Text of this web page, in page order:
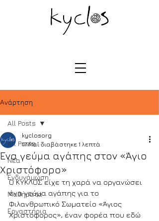
Ανάρτηση
All Posts
Νέα
Ενδυνάμωση
Μαθήματα
Εργαστήρια
All Posts
Ένα γεύμα αγάπης στον «Άγιο
Χριστόφορο»
kyclosorg
17 Μαΐ διαβάστηκε 1 λεπτά
Ο ΚΥΚΛΟΣ είχε τη χαρά να οργανώσει
ένα γεύμα αγάπης για το
Φιλανθρωπικό Σωματείο «Άγιος
Χριστόφορος», έναν φορέα που εδώ